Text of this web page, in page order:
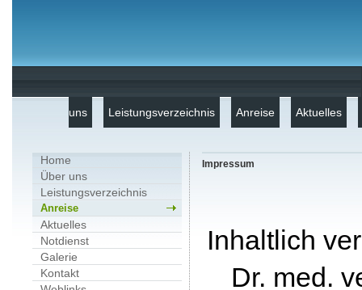
uns Leistungsverzeichnis Anreise Aktuelles
Home
Über uns
Leistungsverzeichnis
Anreise
Aktuelles
Notdienst
Galerie
Kontakt
Impressum
Inhaltlich
Dr. med.